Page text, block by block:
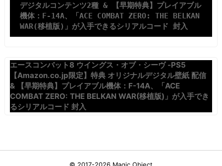
デジタルコンテンツ2種 & 【早期特典】プレイアブル
機体：F-14A、「ACE COMBAT ZERO: THE BELKAN
WAR(移植版)」が入手できるシリアルコード 封入
エースコンバット8 ウイングス・オブ・シーヴ -PS5
【Amazon.co.jp限定】特典 オリジナルデジタル壁紙 配信
& 【早期特典】プレイアブル機体：F-14A、「ACE
COMBAT ZERO: THE BELKAN WAR(移植版)」が入手でき
るシリアルコード 封入
© 2017-2026 Magic Object